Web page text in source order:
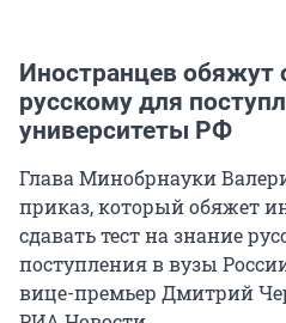
Иностранцев обяжут
русскому для
университеты РФ
Глава Минобрнауки
приказ, который обяжет
сдавать тест на знание
поступления в вузы
вице-премьер Дмитрий